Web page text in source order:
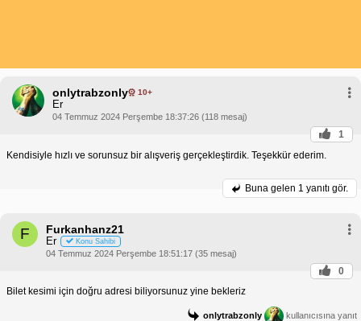
onlytrabzonly 10+
Er
04 Temmuz 2024 Perşembe 18:37:26 (118 mesaj)
1
Kendisiyle hızlı ve sorunsuz bir alışveriş gerçekleştirdik. Teşekkür ederim.
Buna gelen 1 yanıtı gör.
F Furkanhanz21
Er Konu Sahibi
04 Temmuz 2024 Perşembe 18:51:17 (35 mesaj)
0
Bilet kesimi için doğru adresi biliyorsunuz yine bekleriz
onlytrabzonly kullanıcısına yanıt